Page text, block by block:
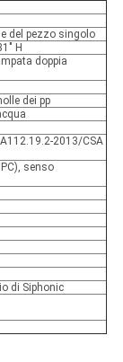
del pezzo singolo
H
doppia
dei pp
2013/CSA
senso
di Siphonic